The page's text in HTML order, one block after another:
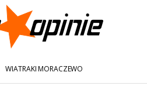
WIATRAKI MORACZEWO